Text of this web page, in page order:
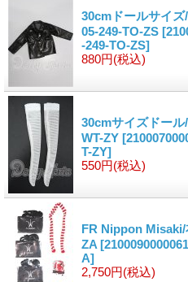
30cmドールサイ
05-249-TO-ZS
-249-TO-ZS]
880円(税込)
30cmサイズドール
WT-ZY
T-ZY]
550円(税込)
FR Nippon Misaki/
ZA
A]
2,750円(税込)